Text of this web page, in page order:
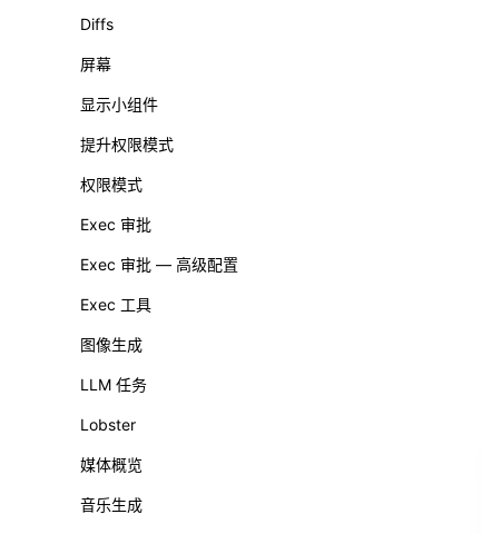
Diffs
屏幕
显示小组件
提升权限模式
权限模式
Exec 审批
Exec 审批 — 高级配置
Exec 工具
图像生成
LLM 任务
Lobster
媒体概览
音乐生成